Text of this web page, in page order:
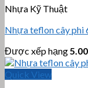
Nhựa Kỹ Thuật
Nhựa teflon cây phi
Được xếp hạng 5.00
Quick View